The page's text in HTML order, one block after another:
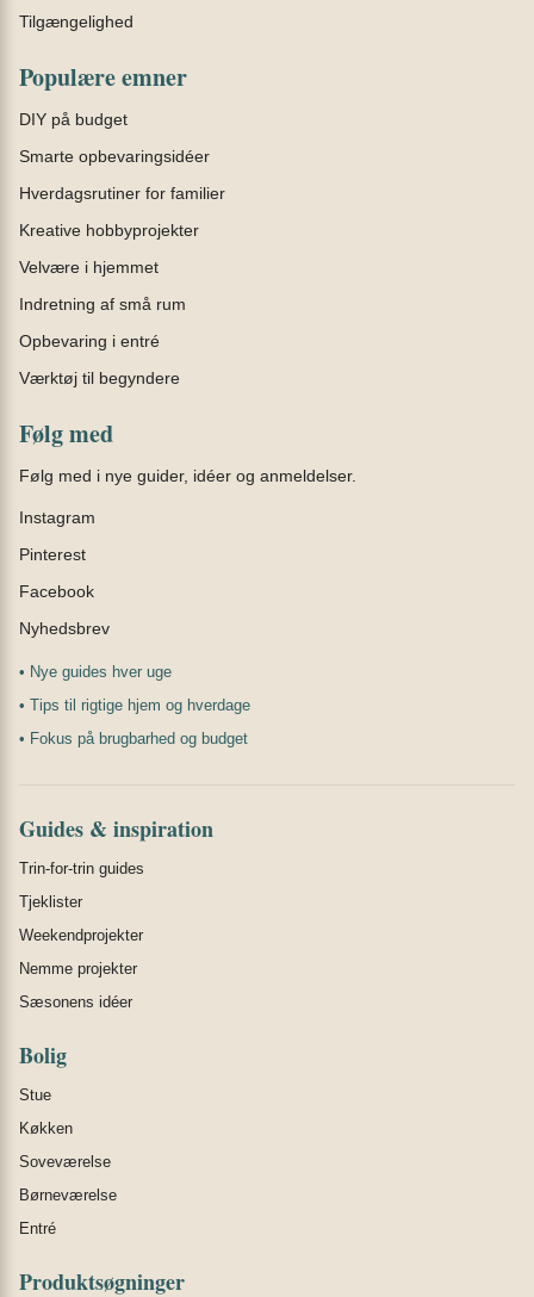
Tilgængelighed
Populære emner
DIY på budget
Smarte opbevaringsidéer
Hverdagsrutiner for familier
Kreative hobbyprojekter
Velvære i hjemmet
Indretning af små rum
Opbevaring i entré
Værktøj til begyndere
Følg med
Følg med i nye guider, idéer og anmeldelser.
Instagram
Pinterest
Facebook
Nyhedsbrev
• Nye guides hver uge
• Tips til rigtige hjem og hverdage
• Fokus på brugbarhed og budget
Guides & inspiration
Trin-for-trin guides
Tjeklister
Weekendprojekter
Nemme projekter
Sæsonens idéer
Bolig
Stue
Køkken
Soveværelse
Børneværelse
Entré
Produktsøgninger